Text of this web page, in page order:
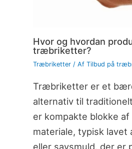
Hvor og hvordan
træbriketter?
Træbriketter/ Af Tilbud på
Træbriketter er et
alternativ til
er kompakte blokke af
materiale, typisk
eller savsmuld, der er